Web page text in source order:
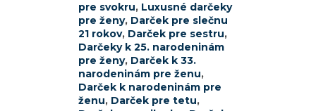
pre svokru, Luxusné darčeky
pre ženy, Darček pre slečnu
21 rokov, Darček pre sestru,
Darčeky k 25. narodeninám
pre ženy, Darček k 33.
narodeninám pre ženu,
Darček k narodeninám pre
ženu, Darček pre tetu,